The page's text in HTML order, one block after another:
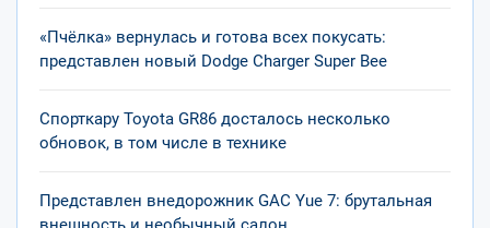
«Пчёлка» вернулась и готова всех покусать:
представлен новый Dodge Charger Super Bee
Спорткару Toyota GR86 досталось несколько
обновок, в том числе в технике
Представлен внедорожник GAC Yue 7: брутальная